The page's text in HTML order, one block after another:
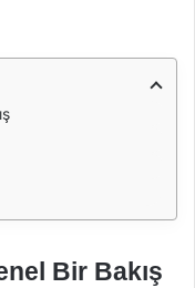
Bir Bakış